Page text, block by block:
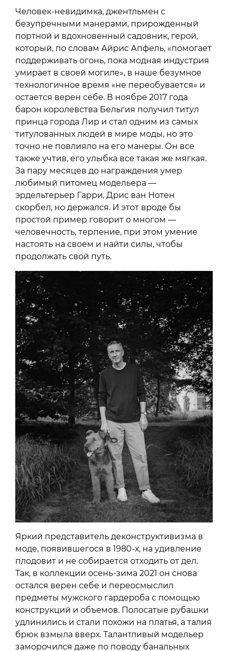
Человек-невидимка, джентльмен с
безупречными манерами, прирожденный
портной и вдохновенный садовник, герой,
который, по словам Айрис Апфель, «помогает
поддерживать огонь, пока модная индустрия
умирает в своей могиле», в наше безумное
технологичное время «не переобувается» и
остается верен себе. В ноябре 2017 года
барон королевства Бельгия получил титул
принца города Лир и стал одним из самых
титулованных людей в мире моды, но это
точно не повлияло на его манеры. Он все
также учтив, его улыбка все такая же мягкая.
За пару месяцев до награждения умер
любимый питомец модельера —
эрдельтерьер Гарри, Дрис ван Нотен
скорбел, но держался. И этот вроде бы
простой пример говорит о многом —
человечность, терпение, при этом умение
настоять на своем и найти силы, чтобы
продолжать свой путь.
Яркий представитель деконструктивизма в
моде, появившегося в 1980-х, на удивление
плодовит и не собирается отходить от дел.
Так, в коллекции осень-зима 2021 он снова
остался верен себе и переосмыслил
предметы мужского гардероба с помощью
конструкций и объемов. Полосатые рубашки
удлинились и стали похожи на платья, а талия
брюк взмыла вверх. Талантливый модельер
заморочился даже по поводу банальных